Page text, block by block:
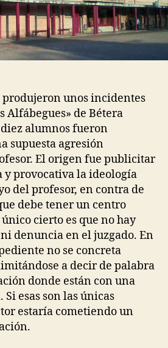
produjeron unos incidentes
Alfábegues» de Bétera
alumnos fueron
supuesta agresión
El origen fue publicitar
y provocativa la ideología
del profesor, en contra de
debe tener un centro
cierto es que no hay
denuncia en el juzgado. En
no se concreta
a decir de palabra
donde están con una
esas son las únicas
estaría cometiendo un